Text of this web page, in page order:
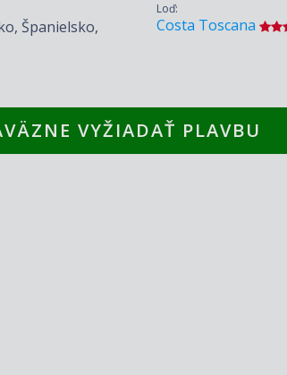
Španielsko,
Loď:
Costa Toscana
VYŽIADAŤ PLAVBU